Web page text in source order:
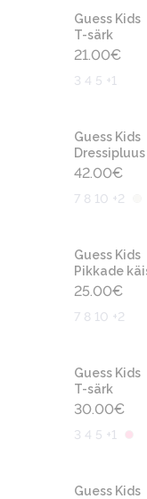
Guess Kids
T-särk
21.00€
3 4 5 +1
Guess Kids
Dressipluus
42.00€
7 8 10 +2
Guess Kids
Pikkade
25.00€
7 8 10 +2
Guess Kids
T-särk
30.00€
3 4 5 +1
Guess Kids